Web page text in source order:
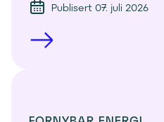
Publisert 07. juli 2026